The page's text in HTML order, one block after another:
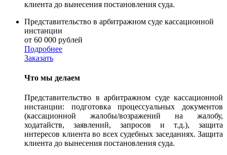
клиента до вынесения постановления суда.
Представительство в арбитражном суде кассационной
инстанции
от 60 000 рублей
Подробнее
Заказать
Что мы делаем
Представительство в арбитражном суде кассационной
инстанции: подготовка процессуальных документов
(кассационной жалобы/возражений на жалобу,
ходатайств, заявлений, запросов и т.д.), защита
интересов клиента во всех судебных заседаниях. Защита
клиента до вынесения постановления суда.